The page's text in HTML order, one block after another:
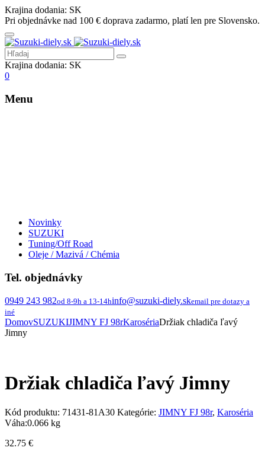
Krajina dodania: SK
Pri objednávke nad 100 € doprava zadarmo, platí len pre Slovensko.
Krajina dodania: SK
0
Menu
Novinky
SUZUKI
Tuning/Off Road
Oleje / Mazivá / Chémia
Tel. objednávky
0949 243 982od 8-9h a 13-14hinfo@suzuki-diely.skemail pre dotazy a
iné
DomovSUZUKIJIMNY FJ 98rKarosériaDržiak chladiča ľavý
Jimny
Držiak chladiča ľavý Jimny
Kód produktu: 71431-81A30 Kategórie: JIMNY FJ 98r, Karoséria
Váha:0.066 kg
32.75 €